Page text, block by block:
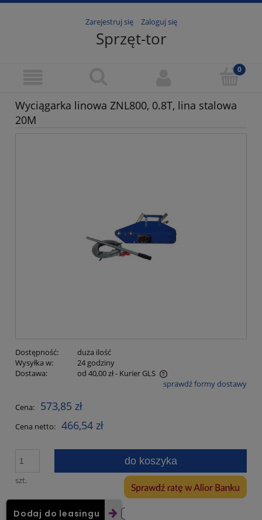
Zarejestruj się Zaloguj się
Sprzęt-tor
Wyciągarka linowa ZNL800, 0.8T, lina stalowa
20M
Dostępność:
duża ilość
Wysyłka w:
24 godziny
Dostawa:
od 40,00 zł- Kurier GLS
Cena nie zawiera ewentualnych kosztów płatnościsprawdź formy dostawy
Cena: 573,85 zł
Cena netto: 466,54 zł
szt.
do koszyka
Dodaj do leasingu